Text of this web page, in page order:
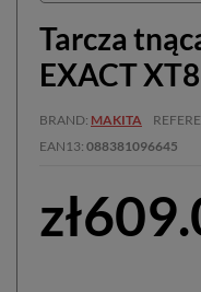
Tarcza
EXACT XT8
BRAND MAKITA
EAN13 088381096645